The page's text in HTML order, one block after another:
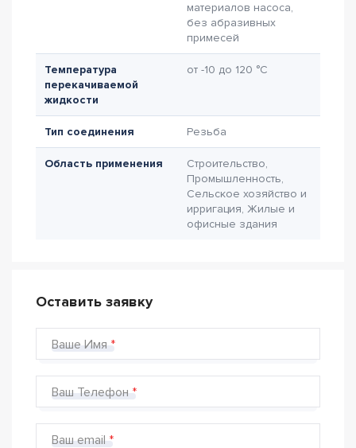
материалов насоса,
без абразивных
примесей
Температура
перекачиваемой
жидкости
от -10 до 120 °C
Тип соединения Резьба
Область применения
Строительство,
Промышленность,
Сельское хозяйство и
ирригация, Жилые и
офисные здания
Оставить заявку
Ваше Имя
Ваш Телефон
Ваш email